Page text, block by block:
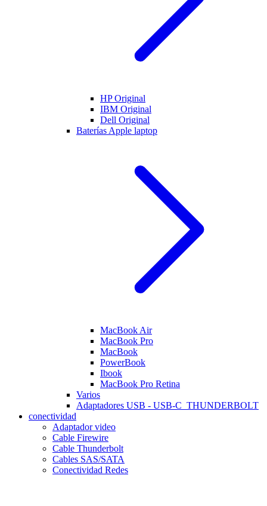
HP Original
IBM Original
Dell Original
Baterías Apple laptop
MacBook Air
MacBook Pro
MacBook
PowerBook
Ibook
MacBook Pro Retina
Varios
Adaptadores USB - USB-C_THUNDERBOLT
conectividad
Adaptador video
Cable Firewire
Cable Thunderbolt
Cables SAS/SATA
Conectividad Redes